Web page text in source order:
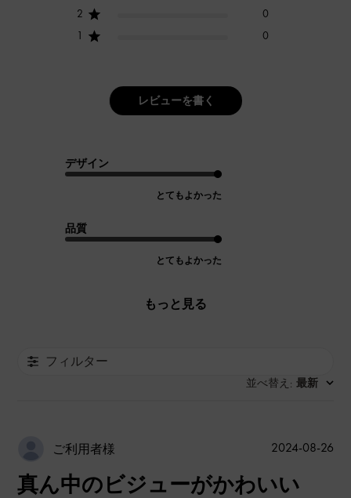
2
0
1
0
レビューを書く
デザイン
とてもよかった
品質
とてもよかった
もっと見る
フィルター
並べ替え : 最新
ご利用者様
真ん中のビジューがかわいい
公
2024-08-26